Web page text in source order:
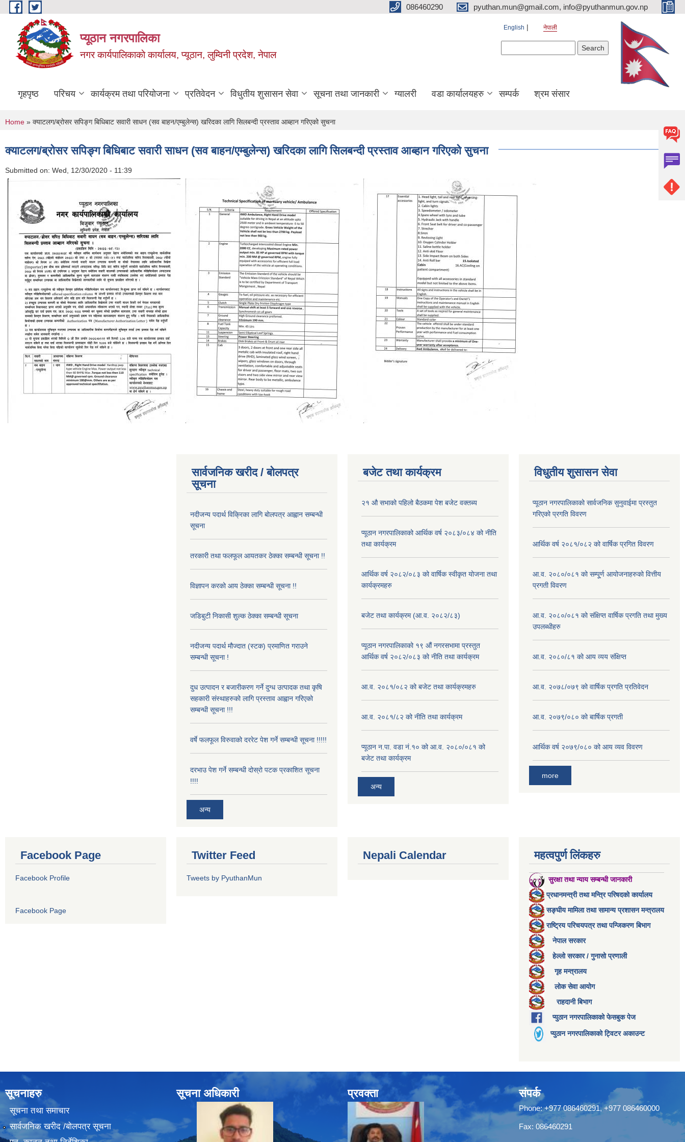
Skip to main content 086460290 pyuthan.mun@gmail.com, info@pyuthanmun.gov.np
प्यूठान नगरपालिका
नगर कार्यपालिकाकाे कार्यालय, प्यूठान, लुम्विनी प्रदेश, नेपाल
English नेपाली
गृहपृष्ठ परिचय कार्यक्रम तथा परियोजना प्रतिवेदन विधुतीय शुसासन सेवा सूचना तथा जानकारी ग्यालरी वडा कार्यालयहरु सम्पर्क श्रम संसार
You are here
Home » क्याटलग/ब्रोसर सपिङ्ग बिधिबाट सवारी साधन (सव बाहन/एम्बुलेन्स) खरिदका लागि सिलबन्दी प्रस्ताव आब्हान गरिएको सुचना
क्याटलग/ब्रोसर सपिङ्ग बिधिबाट सवारी साधन (सव बाहन/एम्बुलेन्स) खरिदका लागि सिलबन्दी प्रस्ताव आब्हान गरिएको सुचना
Submitted on: Wed, 12/30/2020 - 11:39
सार्वजनिक खरीद / बोलपत्र
सूचना
नदीजन्य पदार्थ विक्रिका लागि बोलपत्र आह्वान सम्बन्धी
सूचना
तरकारी तथा फलफूल आयतकर ठेक्का सम्बन्धी सूचना !!
विज्ञापन करको आय ठेक्का सम्बन्धी सूचना !!
जडिबुटी निकासी शुल्क ठेक्का सम्बन्धी सूचना
नदीजन्य पदार्थ मौज्दात (स्टक) प्रमाणित गराउने
सम्बन्धी सूचना !
दुध उत्पादन र बजारीकरण गर्ने दुग्ध उत्पादक तथा कृषि
सहकारी संस्थाहरुको लागि प्रस्ताव आह्वान गरिएको
सम्बन्धी सूचना !!!
वर्षे फलफूल विरुवाको दररेट पेश गर्ने सम्बन्धी सूचना !!!!!
दरभाउ पेश गर्ने सम्बन्धी दोस्रो पटक प्रकाशित सूचना
!!!!
अन्य
बजेट तथा कार्यक्रम
२१ औ सभाको पहिलो बैठकमा पेश बजेट वक्तब्य
प्यूठान नगरपालिकाको आर्थिक वर्ष २०८३/०८४ को नीति
तथा कार्यक्रम
आर्थिक वर्ष २०८२/०८३ को वार्षिक स्वीकृत योजना तथा
कार्यक्रमहरु
बजेट तथा कार्यक्रम (आ.व. २०८२/८३)
प्यूठान नगरपालिकाको १९ औं नगरसभामा प्रस्तुत
आर्थिक वर्ष २०८२/०८३ को नीति तथा कार्यक्रम
आ.व. २०८१/०८२ को बजेट तथा कार्यक्रमहरु
आ.व. २०८१/८२ को नीति तथा कार्यक्रम
प्यूठान न.पा. वडा नं.१० को आ.व. २०८०/०८१ को
बजेट तथा कार्यक्रम
अन्य
विधुतीय शुसासन सेवा
प्यूठान नगरपालिकाको सार्वजनिक सुनुवाईमा प्रस्तुत
गरिएको प्रगति विवरण
आर्थिक वर्ष २०८१/०८२ को वार्षिक प्रगित विवरण
आ.व. २०८०/०८१ को सम्पू्र्ण आयोजनाहरुको वित्तीय
प्रगती विवरण
आ.व. २०८०/०८१ को संक्षिप्त वार्षिक प्रगति तथा मुख्य
उपलब्धीहरु
आ.व. २०८०/८१ को आय व्यय संक्षिप्त
आ.व. २०७८/०७९ को वार्षिक प्रगति प्रतिवेदन
आ.व. २०७९/०८० को बार्षिक प्रगती
आर्थिक वर्ष २०७९/०८० को आय व्यव विवरण
more
Facebook Page
Facebook Profile
Facebook Page
Twitter Feed
Tweets by PyuthanMun
Nepali Calendar महत्वपुर्ण लिंकहरु
सुरक्षा तथा न्याय सम्बन्धी जानकारी
प्रधानमन्त्री तथा मन्त्रि परिषदको कार्यालय
सङ्घीय मामिला तथा सामान्य प्रशासन मन्त्रालय
राष्ट्रिय परिचयपत्र तथा पन्जिकरण बिभाग
नेपाल सरकार
हेल्लो सरकार / गुनासो प्रणाली
गृह मन्त्रालय
लोक सेवा आयोग
राहदानी बिभाग
प्युठान नगरपालिकाको फेसबुक पेज
प्युठान नगरपालिकाको ट्विटर अकाउन्ट
सूचनाहरु
सूचना तथा समाचार
सार्वजनिक खरीद /बोलपत्र सूचना
सूचना अधिकारी प्रवक्ता संपर्क
Phone: +977 086460291, +977 086460000
Fax: 086460291